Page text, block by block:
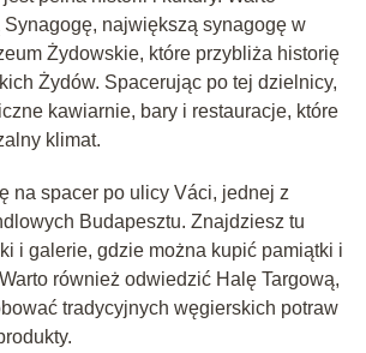
największą synagogę w
Żydowskie, które przybliża historię
Żydów. Spacerując po tej dzielnicy,
kawiarnie, bary i restauracje, które
klimat.
na spacer po ulicy Váci, jednej z
Budapesztu. Znajdziesz tu
i galerie, gdzie można kupić pamiątki i
również odwiedzić Halę Targową,
tradycyjnych węgierskich potraw